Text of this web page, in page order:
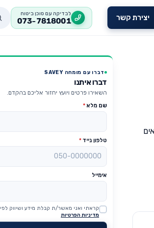
יצירת קשר לבדיקה עם סוכן ביטוח
073-7818001
דברו עם מומחה SAVEY
דברו איתנו
השאירו פרטים ויועץ יחזור אליכם בהקדם.
שם מלא*
טלפון נייד *
אימייל
Website
קראתי ואני מאשר/ת קבלת מידע ושיווק לפי
מדיניות הפרטיות